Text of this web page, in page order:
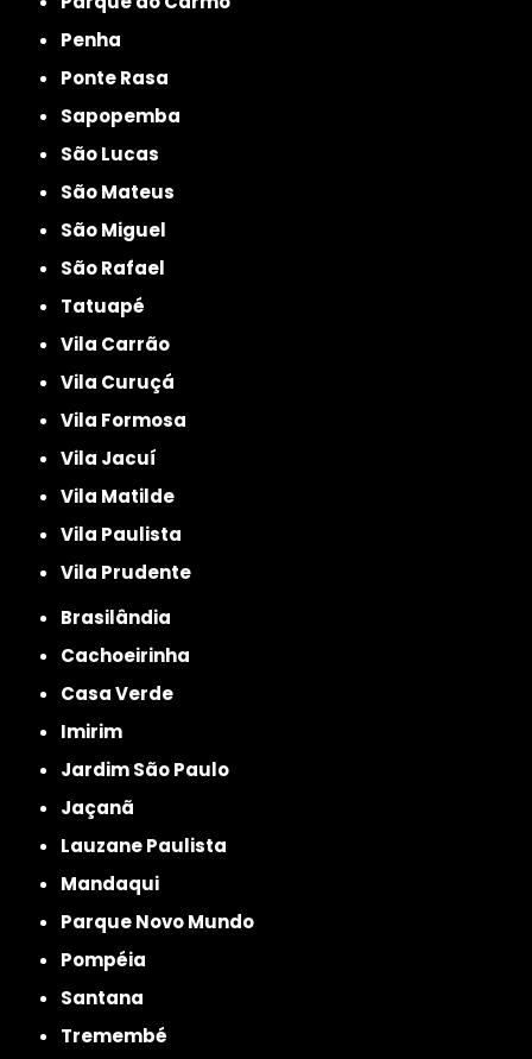
Penha
Ponte Rasa
Sapopemba
São Lucas
São Mateus
São Miguel
São Rafael
Tatuapé
Vila Carrão
Vila Curuçá
Vila Formosa
Vila Jacuí
Vila Matilde
Vila Paulista
Vila Prudente
Brasilândia
Cachoeirinha
Casa Verde
Imirim
Jardim São Paulo
Jaçanã
Lauzane Paulista
Mandaqui
Parque Novo Mundo
Pompéia
Santana
Tremembé